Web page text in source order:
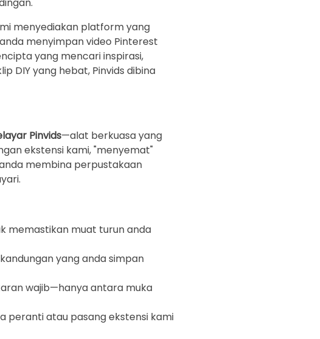
menyediakan platform yang
menyimpan video Pinterest
yang mencari inspirasi,
DIY yang hebat, Pinvids dibina
Pinvids—alat berkuasa yang
ekstensi kami, "menyemat"
membina perpustakaan
memastikan muat turun anda
yang anda simpan
wajib—hanya antara muka
peranti atau pasang ekstensi kami